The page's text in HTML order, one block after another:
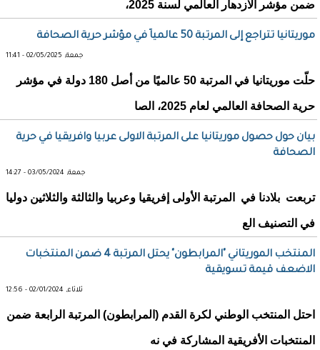
ضمن مؤشر الازدهار العالمي لسنة 2025،
موريتانيا تتراجع إلى المرتبة 50 عالمياً في مؤشر حرية الصحافة
جمعة, 02/05/2025 - 11:41
حلّت موريتانيا في المرتبة 50 عالميًا من أصل 180 دولة في مؤشر
حرية الصحافة العالمي لعام 2025، الصا
بيان حول حصول موريتانيا على المرتبة الاولى عربيا وافريقيا في حرية
الصحافة
جمعة, 03/05/2024 - 14:27
تربعت بلادنا في المرتبة الأولى إفريقيا وعربيا والثالثة والثلاثين دوليا
في التصنيف الع
المنتخب الموريتاني "المرابطون" يحتل المرتبة 4 ضمن المنتخبات
الاضعف قيمة تسويقية
ثلاثاء, 02/01/2024 - 12:56
احتل المنتخب الوطني لكرة القدم (المرابطون) المرتبة الرابعة ضمن
المنتخبات الأفريقية المشاركة في نه